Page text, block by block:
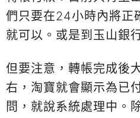
們只要在24小時內將正
就可以。或是到玉山銀
但要注意，轉帳完成後
右，淘寶就會顯示為已
問，就說系統處理中。